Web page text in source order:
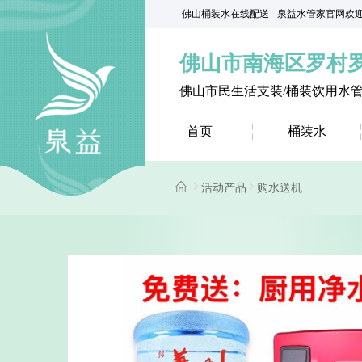
佛山桶装水在线配送 - 泉益水管家官网欢
佛山市南海区罗村
佛山市民生活支装/桶装饮用水
首页 桶装水
活动产品 购水送机